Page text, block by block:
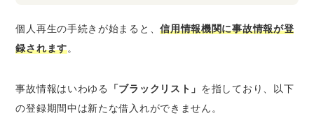
個人再生の手続きが始まると、信用情報機関に事故情報が登
録されます。
事故情報はいわゆる 「ブラックリスト」 を指しており、以下
の登録期間中は新たな借入れができません。